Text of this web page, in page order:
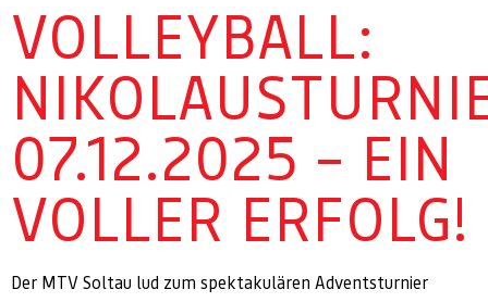
VOLLEYBALL:
07.12.2025 – EIN
VOLLER ERFOLG!
Der MTV Soltau lud zum spektakulären Adventsturnier